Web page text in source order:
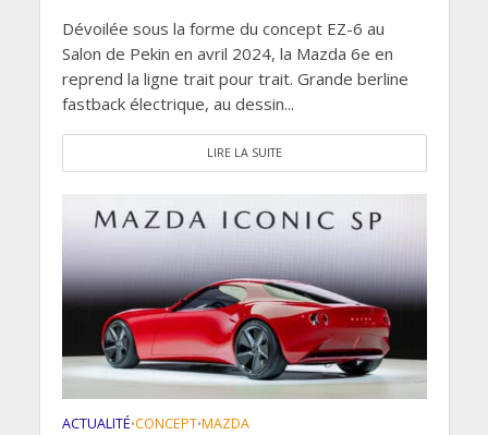
Dévoilée sous la forme du concept EZ-6 au
Salon de Pekin en avril 2024, la Mazda 6e en
reprend la ligne trait pour trait. Grande berline
fastback électrique, au dessin...
LIRE LA SUITE
ACTUALITÉ•CONCEPT•MAZDA